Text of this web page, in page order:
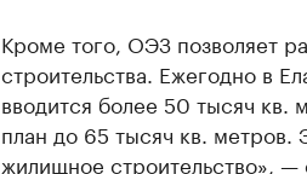
Кроме того, ОЭЗ позволяет
строительства. Ежегодно в
вводится более 50 тысяч кв.
план до 65 тысяч кв. метров.
жилищное строительство», —